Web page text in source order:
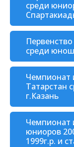
среди
среди
Чемпионат
Татарстан
г.Казань
Чемпионат
юниоров
1999г.р. и